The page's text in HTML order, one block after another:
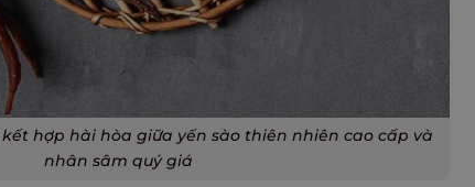
kết hợp hài hòa giữa yến sào thiên nhiên cao cấp và
nhân sâm quý giá